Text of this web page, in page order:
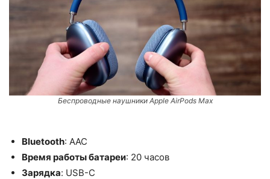
Беспроводные наушники Apple AirPods Max
Bluetooth: AAC
Время работы батареи: 20 часов
Зарядка: USB-C